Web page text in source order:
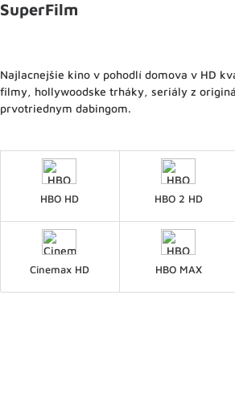
SuperFilm
Najlacnejšie kino v pohodlí domova v HD
filmy, hollywoodske trháky, seriály z
prvotriednym dabingom.
HBO HD HBO 2 HD
Cinemax HD HBO MAX